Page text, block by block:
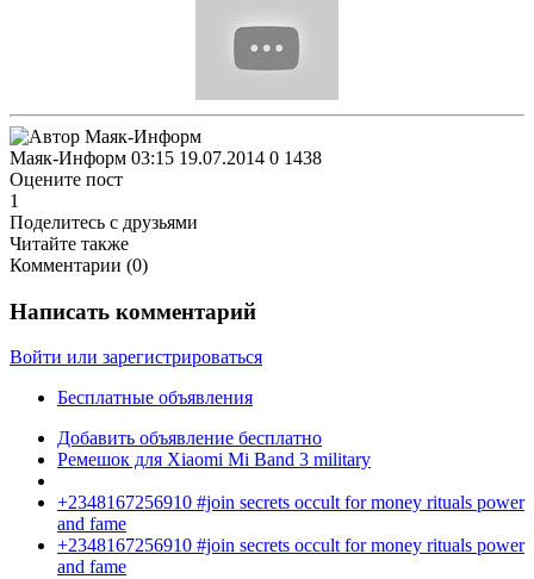
Маяк-Информ 03:15 19.07.2014 0 1438
Оцените пост
1
Поделитесь с друзьями
Читайте также
Комментарии (0)
Написать комментарий
Войти или зарегистрироваться
Бесплатные объявления
Добавить объявление бесплатно
Ремешок для Xiaomi Mi Band 3 military
+2348167256910 #join secrets occult for money rituals power
and fame
+2348167256910 #join secrets occult for money rituals power
and fame